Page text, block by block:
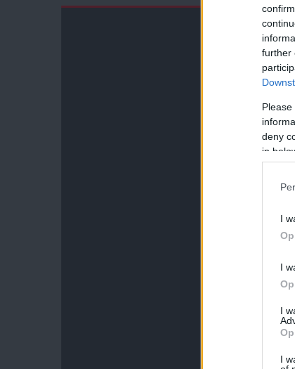
further
deny
in
I
I
I
I